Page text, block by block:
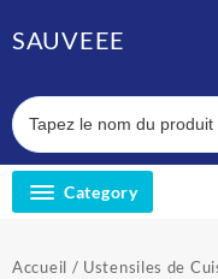
toSAUVEEE
Category
Accueil / Ustensiles de